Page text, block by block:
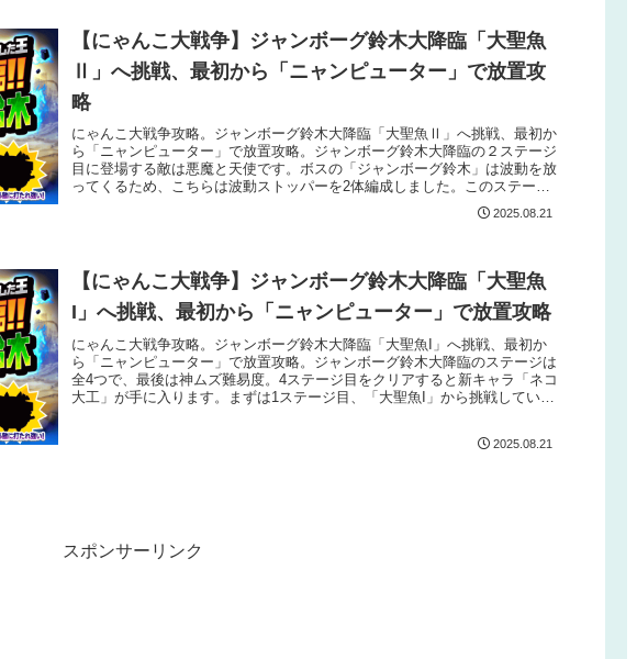
【にゃんこ大戦争】ジャンボーグ鈴木大降臨「大聖魚
Ⅱ」へ挑戦、最初から「ニャンピューター」で放置攻
略
にゃんこ大戦争攻略。ジャンボーグ鈴木大降臨「大聖魚Ⅱ」へ挑戦、最初か
ら「ニャンピューター」で放置攻略。ジャンボーグ鈴木大降臨の２ステージ
目に登場する敵は悪魔と天使です。ボスの「ジャンボーグ鈴木」は波動を放
ってくるため、こちらは波動ストッパーを2体編成しました。このステージ
に登場する悪魔の敵は強くないので、悪魔対策に重点を置く必要はありませ
2025.08.21
【にゃんこ大戦争】ジャンボーグ鈴木大降臨「大聖魚
I」へ挑戦、最初から「ニャンピューター」で放置攻略
にゃんこ大戦争攻略。ジャンボーグ鈴木大降臨「大聖魚I」へ挑戦、最初か
ら「ニャンピューター」で放置攻略。ジャンボーグ鈴木大降臨のステージは
全4つで、最後は神ムズ難易度。4ステージ目をクリアすると新キャラ「ネコ
大工」が手に入ります。まずは1ステージ目、「大聖魚I」から挑戦していき
2025.08.21
スポンサーリンク